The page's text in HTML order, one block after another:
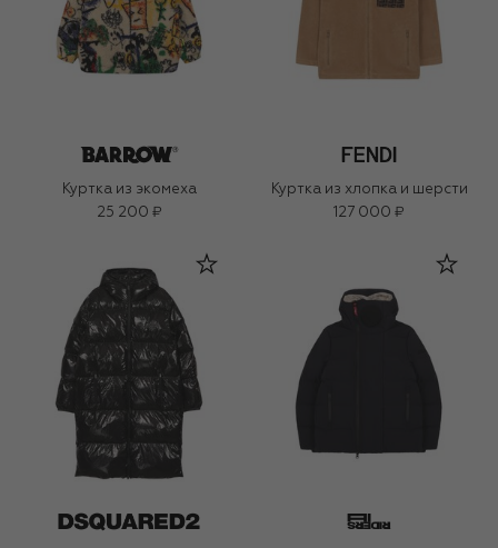
Куртка из экомеха
25 200 ₽
Куртка из хлопка и шерсти
127 000 ₽